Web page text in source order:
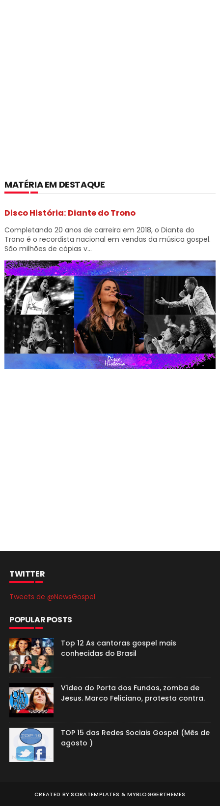
MATÉRIA EM DESTAQUE
Disco História: Diante do Trono
Completando 20 anos de carreira em 2018, o Diante do
Trono é o recordista nacional em vendas da música gospel.
São milhões de cópias v...
TWITTER
Tweets de @NewsGospel
POPULAR POSTS
Top 12 As cantoras gospel mais
conhecidas do Brasil
Vídeo do Porta dos Fundos, zomba de
Jesus. Marco Feliciano, protesta contra.
TOP 15 das Redes Sociais Gospel (Mês de
agosto )
CREATED BYSORATEMPLATES &MYBLOGGERTHEMES